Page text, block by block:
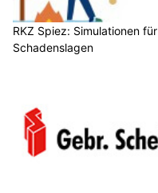
RKZ Spiez: Simulationen
Schadenslagen